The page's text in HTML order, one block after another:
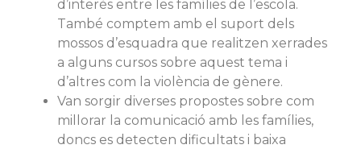
d’interès entre les famílies de l’escola.
També comptem amb el suport dels
mossos d’esquadra que realitzen xerrades
a alguns cursos sobre aquest tema i
d’altres com la violència de gènere.
Van sorgir diverses propostes sobre com
millorar la comunicació amb les famílies,
doncs es detecten dificultats i baixa